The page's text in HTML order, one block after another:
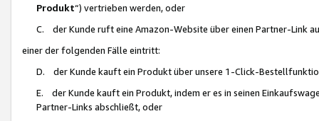
Produkt“) vertrieben werden, oder
C. der Kunde ruft eine Amazon-Website über einen Partner-Link
einer der folgenden Fälle eintritt:
D. der Kunde kauft ein Produkt über unsere 1-Click-
E. der Kunde kauft ein Produkt, indem er es in seinen
Partner-Links abschließt, oder